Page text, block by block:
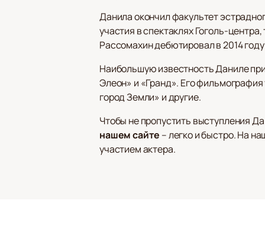
Данила окончил факультет
участия в спектаклях Гоголь-
Рассомахин дебютировал в 2014
Наибольшую известность Даниле
Элеон» и «Гранд». Его
город Земли» и другие.
Чтобы не пропустить выступления
нашем сайте – легко и быстро. На
участием актера.